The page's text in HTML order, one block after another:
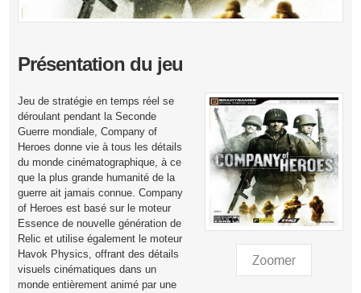
Présentation du jeu
Jeu de stratégie en temps réel se
déroulant pendant la Seconde
Guerre mondiale, Company of
Heroes donne vie à tous les détails
du monde cinématographique, à ce
que la plus grande humanité de la
guerre ait jamais connue. Company
of Heroes est basé sur le moteur
Essence de nouvelle génération de
Relic et utilise également le moteur
Havok Physics, offrant des détails
visuels cinématiques dans un
monde entièrement animé par une